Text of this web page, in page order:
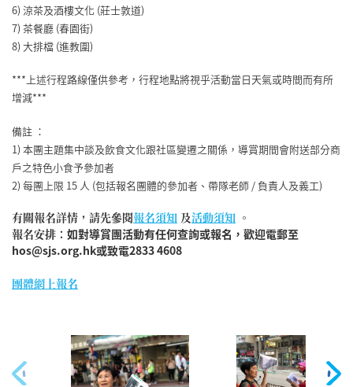
6) 涼茶及酒樓文化 (莊士敦道)
7) 茶餐廳 (春園街)
8) 大排檔 (進教圍)
***上述行程路線僅供參考，行程地點將視乎活動當日天氣或時間而有所
增減***
備註 ：
1) 本團主題集中談及飲食文化跟社區變遷之關係，導賞期間會附送部分商
戶之特色小食予參加者
2) 每團上限 15 人 (包括報名團體的參加者、帶隊老師 / 負責人及義工)
有關報名詳情，​請先參閱報名須知 及活動須知 。
報名安排： 如對導賞團活動有任何查詢或報名，歡迎電郵至
hos@sjs.org.hk或致電2833 4608
團體網上報名